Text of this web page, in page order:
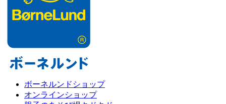
ボーネルンドショップ
オンラインショップ